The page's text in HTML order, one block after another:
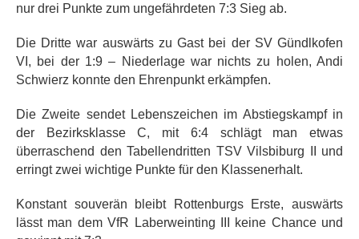
nur drei Punkte zum ungefährdeten 7:3 Sieg ab.
Die Dritte war auswärts zu Gast bei der SV Gündlkofen
VI, bei der 1:9 – Niederlage war nichts zu holen, Andi
Schwierz konnte den Ehrenpunkt erkämpfen.
Die Zweite sendet Lebenszeichen im Abstiegskampf in
der Bezirksklasse C, mit 6:4 schlägt man etwas
überraschend den Tabellendritten TSV Vilsbiburg II und
erringt zwei wichtige Punkte für den Klassenerhalt.
Konstant souverän bleibt Rottenburgs Erste, auswärts
lässt man dem VfR Laberweinting III keine Chance und